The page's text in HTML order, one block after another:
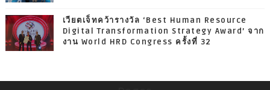
เวียตเจ็ทคว้ารางวัล ‘Best Human Resource
Digital Transformation Strategy Award’ จาก
งาน World HRD Congress ครั้งที่ 32